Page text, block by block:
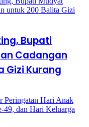
Bupati
Cadangan
Gizi Kurang